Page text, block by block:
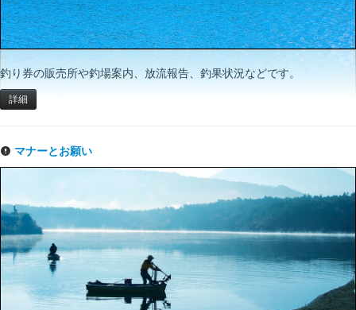
釣り券の販売所や釣場案内、放流報告、釣果状況などです。
詳細
マナーとお願い